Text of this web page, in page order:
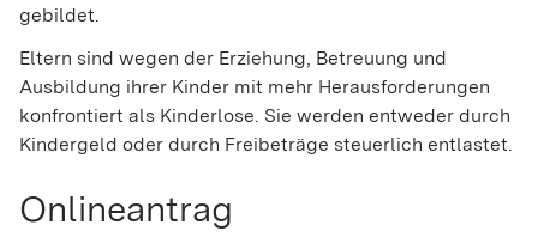
gebildet.
Eltern sind wegen der Erziehung, Betreuung und
Ausbildung ihrer Kinder mit mehr Herausforderungen
konfrontiert als Kinderlose. Sie werden entweder durch
Kindergeld oder durch Freibeträge steuerlich entlastet.
Onlineantrag